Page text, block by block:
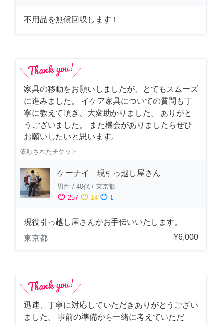
不用品を無償回収します！
家具の移動をお願いしましたが、とてもスムーズ
に進みました。 イケア家具についての質問も丁
寧に教えて頂き、大変助かりました。 ありがと
うございました。 また機会がありましたらぜひ
お願いしたいと思います。
依頼されたチケット
ケーナイ 現引っ越し屋さん
男性 / 40代 / 東京都
sentiment_satisfied 257 sentiment_neutral 14 sentiment_dissatisfied 1
現役引っ越し屋さんがお手伝いいたします。
東京都
¥6,000
迅速、丁寧に対応していただきありがとうござい
ました。 事前の準備から一緒に考えていただ